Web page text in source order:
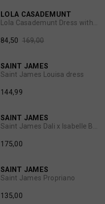
1/2
LOLA CASADEMUNT
84,50 169,00
1/2
SAINT JAMES
Saint James Louisa dress
144,99
1/2
SAINT JAMES
175,00
1/2
SAINT JAMES
Saint James Propriano
135,00